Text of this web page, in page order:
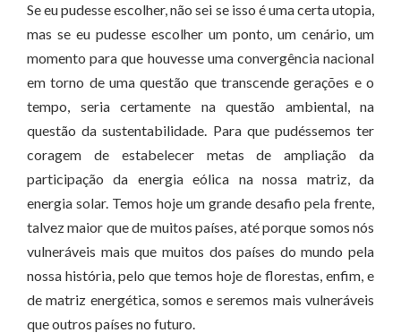
Se eu pudesse escolher, não sei se isso é uma certa utopia,
mas se eu pudesse escolher um ponto, um cenário, um
momento para que houvesse uma convergência nacional
em torno de uma questão que transcende gerações e o
tempo, seria certamente na questão ambiental, na
questão da sustentabilidade. Para que pudéssemos ter
coragem de estabelecer metas de ampliação da
participação da energia eólica na nossa matriz, da
energia solar. Temos hoje um grande desafio pela frente,
talvez maior que de muitos países, até porque somos nós
vulneráveis mais que muitos dos países do mundo pela
nossa história, pelo que temos hoje de florestas, enfim, e
de matriz energética, somos e seremos mais vulneráveis
que outros países no futuro.